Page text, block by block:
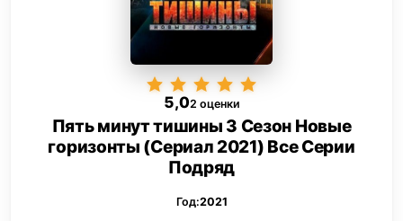
5,02 оценки
Пять минут тишины 3 Сезон Новые
горизонты (Сериал 2021) Все Серии
Подряд
Год:2021